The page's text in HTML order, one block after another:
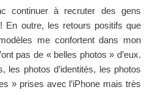
continuer à recruter des gens
En outre, les retours positifs que
me confortent dans mon
pas de « belles photos » d’eux.
les photos d’identités, les photos
» prises avec l’iPhone mais très